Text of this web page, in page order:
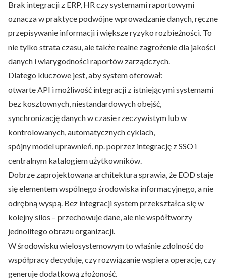
Brak integracji z ERP, HR czy systemami raportowymi
oznacza w praktyce podwójne wprowadzanie danych, ręczne
przepisywanie informacji i większe ryzyko rozbieżności. To
nie tylko strata czasu, ale także realne zagrożenie dla jakości
danych i wiarygodności raportów zarządczych.
Dlatego kluczowe jest, aby system oferował:
otwarte API i możliwość integracji z istniejącymi systemami
bez kosztownych, niestandardowych obejść,
synchronizację danych w czasie rzeczywistym lub w
kontrolowanych, automatycznych cyklach,
spójny model uprawnień, np. poprzez integrację z SSO i
centralnym katalogiem użytkowników.
Dobrze zaprojektowana architektura sprawia, że EOD staje
się elementem wspólnego środowiska informacyjnego, a nie
odrębną wyspą. Bez integracji system przekształca się w
kolejny silos – przechowuje dane, ale nie współtworzy
jednolitego obrazu organizacji.
W środowisku wielosystemowym to właśnie zdolność do
współpracy decyduje, czy rozwiązanie wspiera operacje, czy
generuje dodatkową złożoność.